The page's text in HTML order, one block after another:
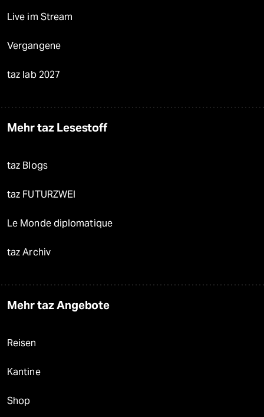
Live im Stream
Vergangene
taz lab 2027
Mehr taz Lesestoff
taz Blogs
taz FUTURZWEI
Le Monde diplomatique
taz Archiv
Mehr taz Angebote
Reisen
Kantine
Shop